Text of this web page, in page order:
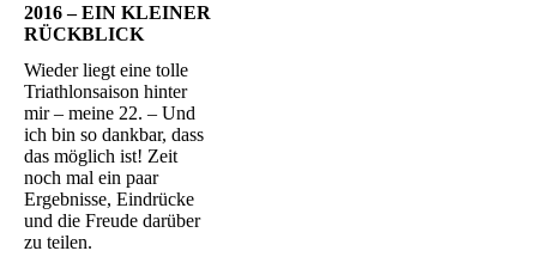
2016 – EIN KLEINER
RÜCKBLICK
Wieder liegt eine tolle
Triathlonsaison hinter
mir – meine 22. – Und
ich bin so dankbar, dass
das möglich ist! Zeit
noch mal ein paar
Ergebnisse, Eindrücke
und die Freude darüber
zu teilen.